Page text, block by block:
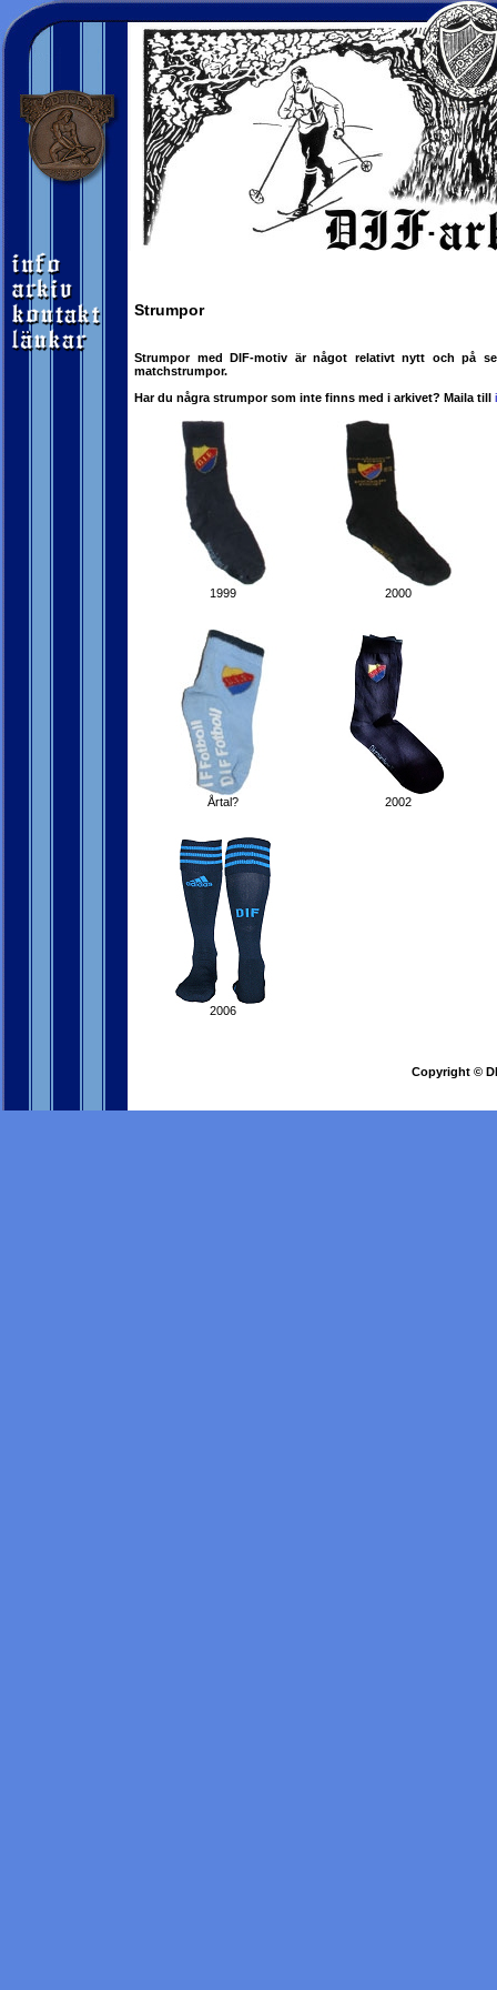
Strumpor
Strumpor med DIF-motiv är något relativt nytt och på
matchstrumpor.
Har du några strumpor som inte finns med i arkivet? Maila till
1999 2000
Årtal? 2002
2006
Copyright ©